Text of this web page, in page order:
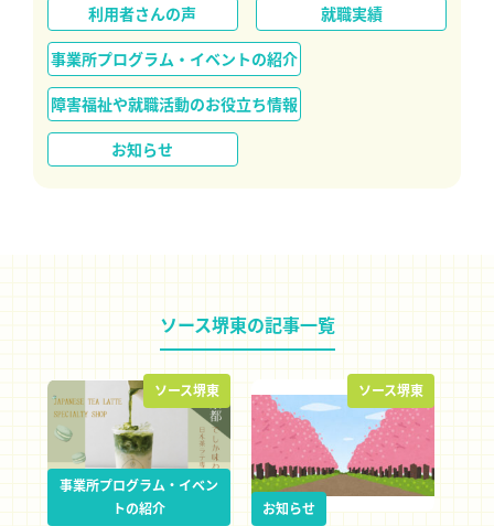
利用者さんの声 就職実績
事業所プログラム・イベントの紹介
障害福祉や就職活動のお役立ち情報
お知らせ
ソース堺東の記事一覧
事業所プログラム・イベン
トの紹介
ソース堺東
お知らせ
ソース堺東